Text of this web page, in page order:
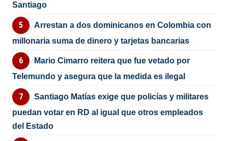
Santiago
Arrestan a dos dominicanos en Colombia con
millonaria suma de dinero y tarjetas bancarias
Mario Cimarro reitera que fue vetado por
Telemundo y asegura que la medida es ilegal
Santiago Matías exige que policías y militares
puedan votar en RD al igual que otros empleados
del Estado